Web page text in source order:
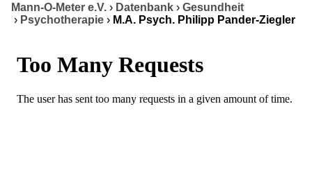
Über uns
Kontakt
Mann-O-Meter e.V. › Datenbank › Gesundheit
› Psychotherapie › M.A. Psych. Philipp Pander-Ziegler